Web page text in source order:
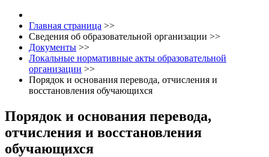
Главная страница >>
Сведения об образовательной организации >>
Документы >>
Локальные нормативные акты образовательной
организации >>
Порядок и основания перевода, отчисления и
восстановления обучающихся
Порядок и основания перевода,
отчисления и восстановления
обучающихся